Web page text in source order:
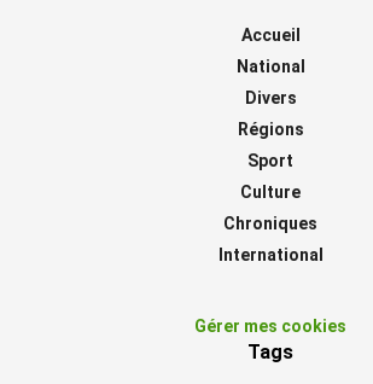
Accueil
National
Divers
Régions
Sport
Culture
Chroniques
International
Gérer mes cookies
Tags